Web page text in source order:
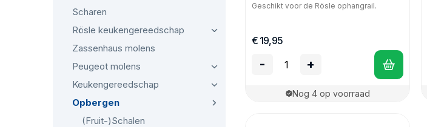
Scharen
Rösle keukengereedschap
Zassenhaus molens
Peugeot molens
Keukengereedschap
Opbergen
(Fruit-)Schalen
Geschikt voor de Rösle ophangrail.
€ 19,95
- +
Nog 4 op voorraad